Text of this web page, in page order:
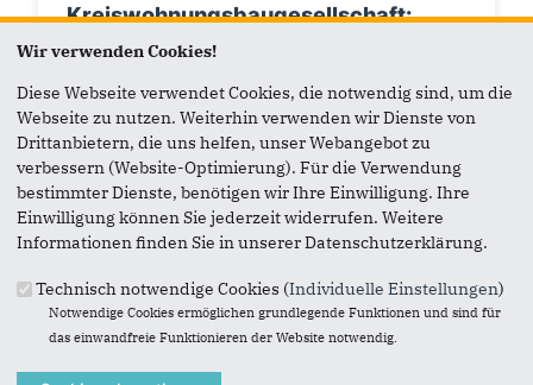
Kreiswohnungsbaugesellschaft:
Projekt in Schwabenheim
geförderter Wohnraum in Schwabenheim
entstehen.
Wir verwenden Cookies!
Diese Webseite verwendet Cookies, die notwendig sind, um die
Webseite zu nutzen. Weiterhin verwenden wir Dienste von
Drittanbietern, die uns helfen, unser Webangebot zu
verbessern (Website-Optimierung). Für die Verwendung
bestimmter Dienste, benötigen wir Ihre Einwilligung. Ihre
Einwilligung können Sie jederzeit widerrufen. Weitere
Informationen finden Sie in unserer Datenschutzerklärung.
Technisch notwendige Cookies (Individuelle Einstellungen)
Notwendige Cookies ermöglichen grundlegende Funktionen und sind für
das einwandfreie Funktionieren der Website notwendig.